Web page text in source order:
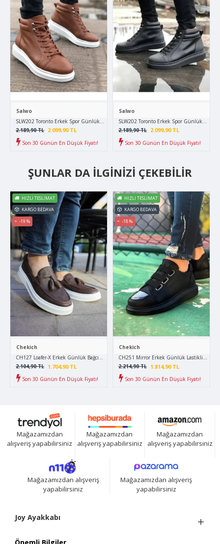
Salwo
SLW202 Toronto Erkek Spor Günlük Bağcıklı Cilt Bot CBT - Taba
2.099,90 TL
2.189,90 TL
Son 30 Günün En Düşük Fiyatı!
Salwo
SLW202 Toronto Erkek Spor Günlük
2.099,90 TL
2.189,90 TL
Son 30 Günün En Düşük Fiyatı!
ŞUNLAR DA İLGINIZI ÇEKEBILIR
HIZLI TESLIMAT
KARGO BEDAVA
-19 %
Chekich
CH127 Loafer-X Erkek Günlük Bağcıksız Corcik Cilt Klasik Ayakkabı CBT - Kahverengi
1.704,90 TL
2.104,90 TL
Son 30 Günün En Düşük Fiyatı!
HIZLI TESLIMAT
KARGO BEDAVA
-18 %
Chekich
CH251 Mirror Erkek Günlük Lastikli Cilt
1.814,90 TL
2.214,90 TL
Son 30 Günün En Düşük Fiyatı!
Mağazamızdan
alışveriş yapabilirsiniz
Mağazamızdan
alışveriş yapabilirsiniz
Mağazamızdan
alışveriş yapabilirsiniz
Mağazamızdan alışveriş
yapabilirsiniz
Mağazamızdan alışveriş
yapabilirsiniz
Joy Ayakkabı